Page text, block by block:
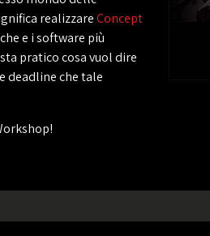
realizzareConcept
e i software più
pratico cosa vuol dire
deadline che tale